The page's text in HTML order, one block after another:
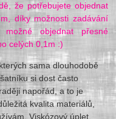
že potřebujete objednat
díky možnosti zadávání
objednat přesné
celých 0,1m :)
sama dlouhodobě
si dost často
napořád, a to je
kvalita materiálů,
Viskózový úplet,